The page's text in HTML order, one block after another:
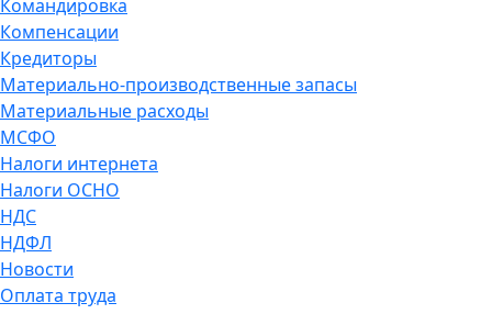
Командировка
Компенсации
Кредиторы
Материально-производственные запасы
Материальные расходы
МСФО
Налоги интернета
Налоги ОСНО
НДС
НДФЛ
Новости
Оплата труда